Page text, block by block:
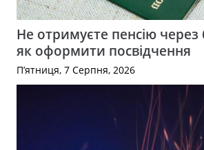
Не отримуєте пенсію через
як оформити посвідчення
П’ятниця, 7 Серпня, 2026